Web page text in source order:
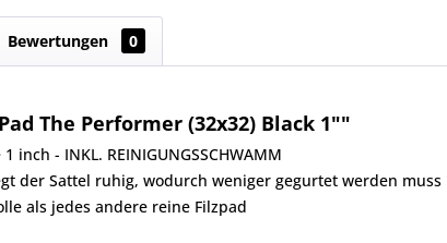
Bewertungen 0
The Performer (32x32) Black 1""
inch - INKL. REINIGUNGSSCHWAMM
der Sattel ruhig, wodurch weniger gegurtet werden muss
als jedes andere reine Filzpad